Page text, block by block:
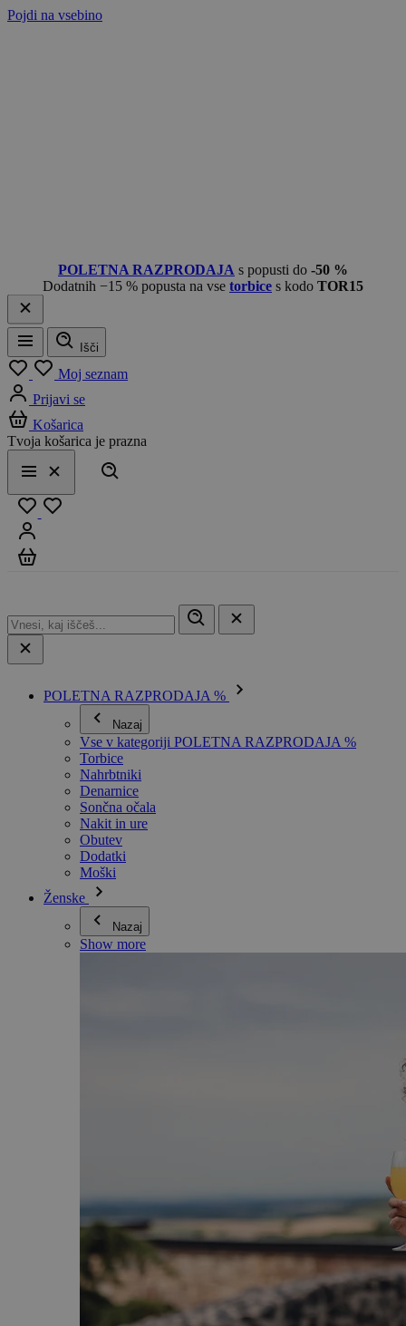
Pojdi na vsebino
POLETNA RAZPRODAJA s popusti do -50 %
Dodatnih −15 % popusta na vse torbice s kodo TOR15
Meni
Išči
Moj seznam
Prijavi se
Košarica
Tvoja košarica je prazna
Meni
Zapri
POLETNA RAZPRODAJA %
Nazaj
Vse v kategoriji POLETNA RAZPRODAJA %
Torbice
Nahrbtniki
Denarnice
Sončna očala
Nakit in ure
Obutev
Dodatki
Moški
Ženske
Nazaj
Show more